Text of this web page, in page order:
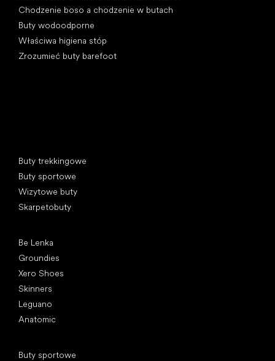
Chodzenie boso a chodzenie w butach
Buty wodoodporne
Właściwa higiena stóp
Zrozumieć buty barefoot
Buty trekkingowe
Buty sportowe
Wizytowe buty
Skarpetobuty
Be Lenka
Groundies
Xero Shoes
Skinners
Leguano
Anatomic
Buty sportowe